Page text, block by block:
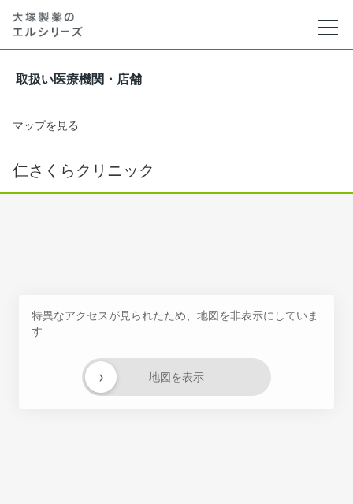
取扱い医療機関・店舗
マップを見る
仁さくらクリニック
特異なアクセスが見られたため、地図を非表示にしていま
す
地図を表示
›